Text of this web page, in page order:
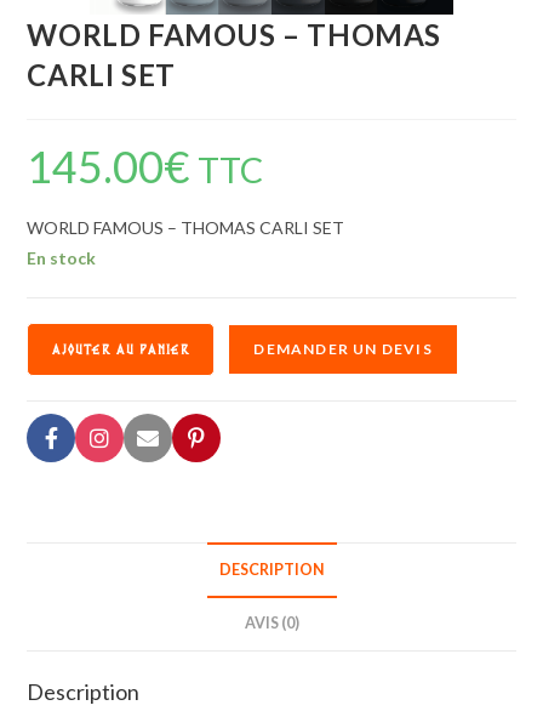
WORLD FAMOUS – THOMAS
CARLI SET
145.00€ TTC
WORLD FAMOUS – THOMAS CARLI SET
En stock
AJOUTER AU PANIER DEMANDER UN DEVIS
DESCRIPTION
AVIS (0)
Description